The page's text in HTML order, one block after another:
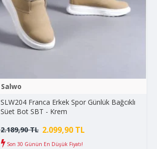
Salwo
SLW204 Franca Erkek Spor Günlük Bağcıklı
Süet Bot SBT - Krem
2.099,90 TL
2.189,90 TL
Son 30 Günün En Düşük Fiyatı!